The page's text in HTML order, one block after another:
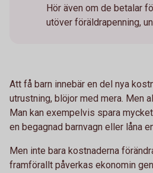
Hör även om de betalar
utöver föräldrapenning,
Att få barn innebär en del nya
utrustning, blöjor med mera. Men
Man kan exempelvis spara
en begagnad barnvagn eller låna
Men inte bara kostnaderna
framförallt påverkas ekonomin